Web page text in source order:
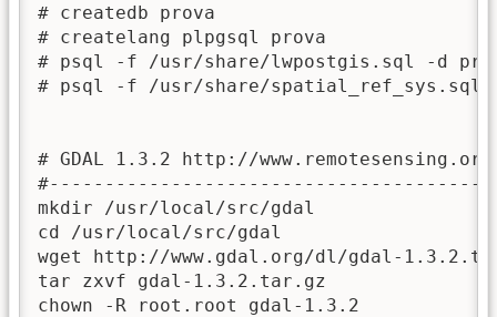
# createdb prova
# createlang plpgsql prova
# psql -f /usr/share/lwpostgis.sql -d
# psql -f /usr/share/spatial_ref_sys.sql
# GDAL 1.3.2 http://
mkdir /usr/local/src/gdal
cd /usr/local/src/gdal
wget http://www.gdal.org/dl/gdal-
tar zxvf gdal-1.3.2.tar.gz
chown -R root.root gdal-1.3.2